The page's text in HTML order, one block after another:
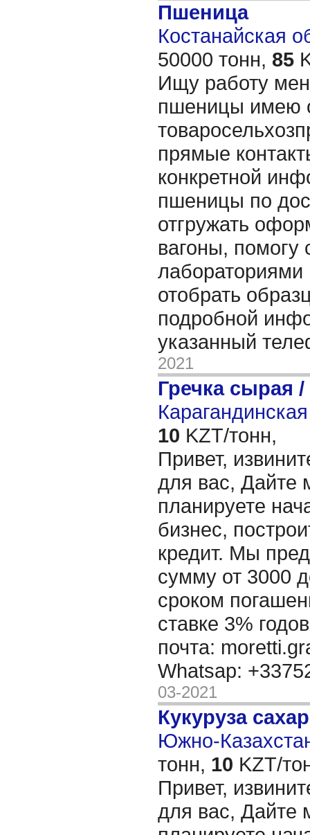
Пшеница
Костанайская
50000 тонн, 85
Ищу работу
пшеницы имею
прямые
конкретной
пшеницы по
отгружать
вагоны, помогу
лабораториями
отобрать
подробной
указанный
2021
Гречка сырая /
10 KZT/тонн,
Привет,
для вас, Дайте
планируете
бизнес,
кредит. Мы
сумму от 3000
сроком
ставке 3%
почта:
Whatsap:
03-2021
Кукуруза
Южно-
тонн, 10 KZT/
Привет,
для вас, Дайте